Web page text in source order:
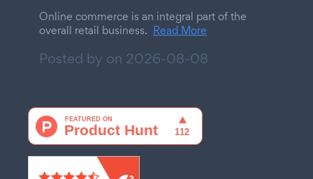
Online commerce is an integral part of the
overall retail business. Read More
Posted by on 2026-08-08